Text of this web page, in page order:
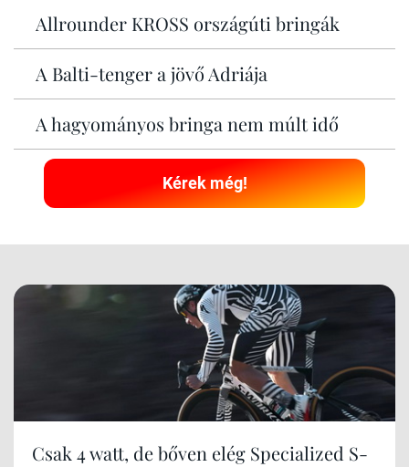
Allrounder KROSS országúti bringák
A Balti-tenger a jövő Adriája
A hagyományos bringa nem múlt idő
Kérek még!
Csak 4 watt, de bőven elég Specialized S-